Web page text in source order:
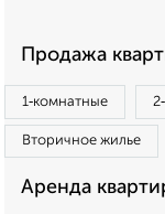
Продажа
1‑комнатные
Вторичное жилье
Аренда